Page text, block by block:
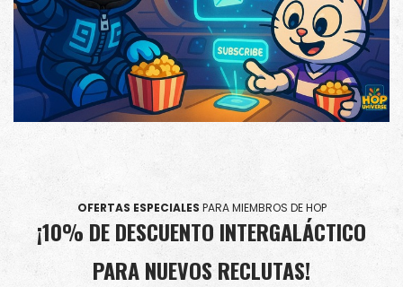
OFERTAS ESPECIALES PARA MIEMBROS DE HOP
¡10% DE DESCUENTO INTERGALÁCTICO
PARA NUEVOS RECLUTAS!